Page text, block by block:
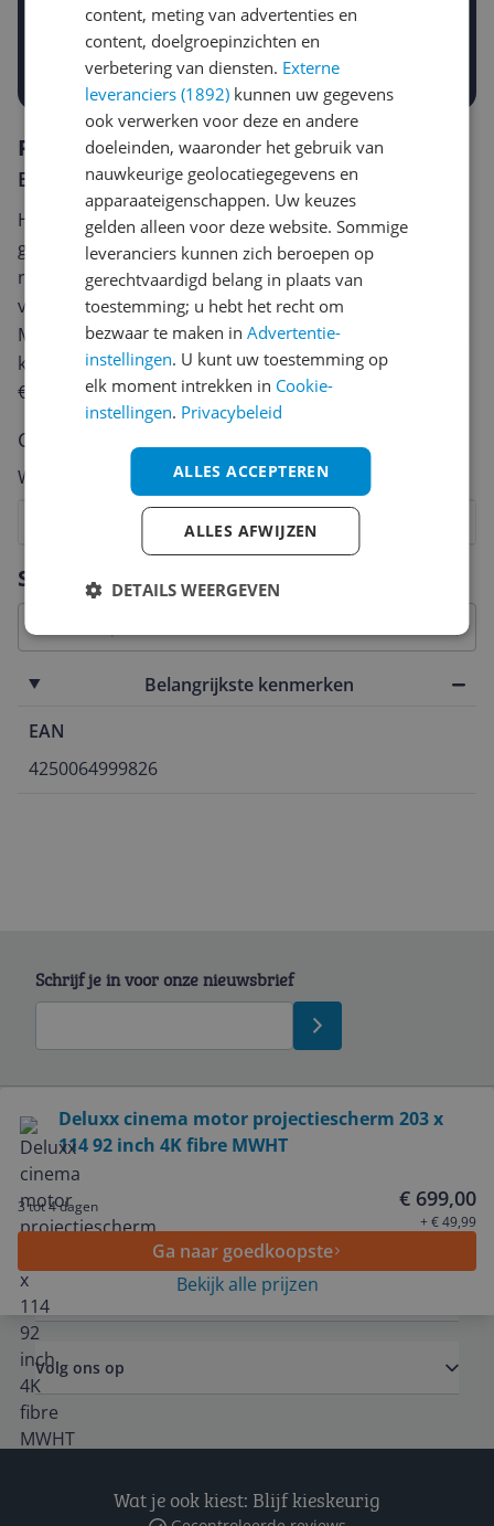
-10% -15%
€
Prijsalert aanzetten
Specificaties
Belangrijkste kenmerken
EAN
4250064999826
Reviews
Er zijn nog geen reviews geschreven
Heb jij dit product in bezit en wil je graag je mening
geven? Start dan hieronder met het schrijven van je
review. Afhankelijk van de details duurt het schrijven
van een review gemiddeld tussen de 3 en 10 minuten.
Met jouw mening help je andere bezoekers een betere
keuze te maken én maak je iedere maand kans op
€250,-!
Klik hier voor de actievoorwaarden.
Cijfer
Welk cijfer geef jij dit product?
8
7
6
5
Deluxx cinema motor projectiescherm 203 x
114 92 inch 4K fibre MWHT
3 tot 4 dagen € 699,00
+ € 49,99
Ga naar goedkoopste
Bekijk alle prijzen
Schrijf je in voor onze nieuwsbrief
Service
Algemeen
Volg ons op
Wat je ook kiest: Blijf kieskeurig
content, meting van advertenties en
content, doelgroepinzichten en
verbetering van diensten. Externe
leveranciers (1892) kunnen uw gegevens
ook verwerken voor deze en andere
doeleinden, waaronder het gebruik van
nauwkeurige geolocatiegegevens en
apparaateigenschappen. Uw keuzes
gelden alleen voor deze website. Sommige
leveranciers kunnen zich beroepen op
gerechtvaardigd belang in plaats van
toestemming; u hebt het recht om
bezwaar te maken inAdvertentie-
instellingen. U kunt uw toestemming op
elk moment intrekken in Cookie-
instellingen. Privacybeleid
ALLES ACCEPTEREN
ALLES AFWIJZEN
DETAILS WEERGEVEN